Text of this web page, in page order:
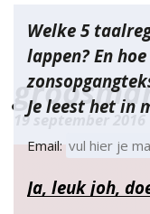
Welke 5
lappen? En
Je leest het in
Email:
Bericht
navigatie
19 september 2016